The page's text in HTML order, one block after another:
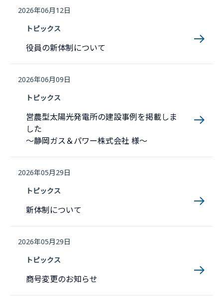
2026年06月12日
トピックス
役員の新体制について
2026年06月09日
トピックス
営農型太陽光発電所の建設事例を掲載しま
した
～静岡ガス＆パワー株式会社 様～
2026年05月29日
トピックス
新体制について
2026年05月29日
トピックス
商号変更のお知らせ